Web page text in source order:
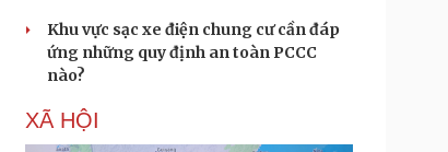
Khu vực sạc xe điện chung cư cần đáp
ứng những quy định an toàn PCCC
nào?
XÃ HỘI